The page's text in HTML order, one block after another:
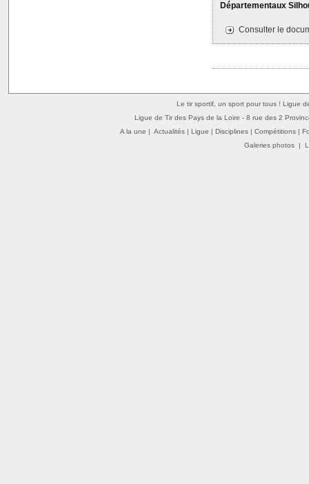
Départementaux
Consulter le
Le tir sportif, un sport pour tous ! Ligue
Ligue de Tir des Pays de la Loire - 8 rue des 2
A la une | Actualités | Ligue | Disciplines | Compétitions |
Galeries photos|